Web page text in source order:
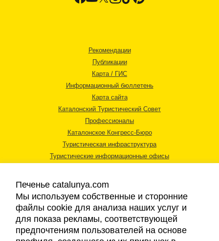
Рекомендации
Публикации
Карта / ГИС
Информационный бюллетень
Карта сайта
Каталонский Туристический Совет
Профессионалы
Каталонское Конгресс-Бюро
Туристическая инфраструктура
Туристические информационные офисы
Правовая информация
Печенье catalunya.com
Мы используем собственные и сторонние
файлы cookie для анализа наших услуг и
для показа рекламы, соответствующей
предпочтениям пользователей на основе